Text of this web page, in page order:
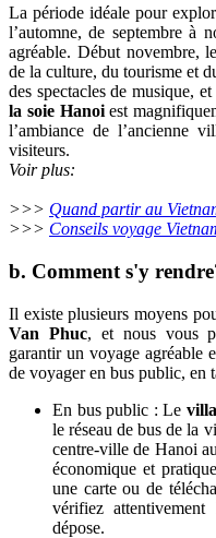
La période idéale pour
l’automne, de septembre à
agréable. Début novembre,
de la culture, du tourisme et
des spectacles de musique,
la soie Hanoiest
l’ambiance de l’ancienne
visiteurs.
Voir plus:
>>> Quand partir au
>>> Conseils voyage
b. Comment s'y
Il existe plusieurs moyens
Van Phuc, et nous vous
garantir un voyage agréable
de voyager en bus public, en
En bus public : Le
le réseau de bus de la
centre-ville de Hanoi
économique et
une carte ou de
vérifiez
dépose.